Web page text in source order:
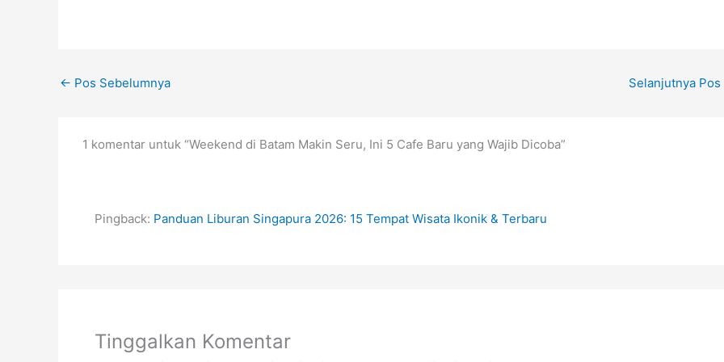
← Pos Sebelumnya Selanjutnya Pos
1 komentar untuk “Weekend di Batam Makin Seru, Ini 5 Cafe Baru yang Wajib Dicoba”
Pingback: Panduan Liburan Singapura 2026: 15 Tempat Wisata Ikonik & Terbaru
Tinggalkan Komentar